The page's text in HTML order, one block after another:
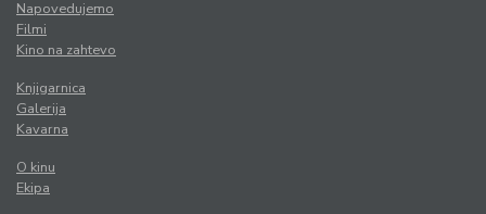
Napovedujemo
Filmi
Kino na zahtevo
Knjigarnica
Galerija
Kavarna
O kinu
Ekipa